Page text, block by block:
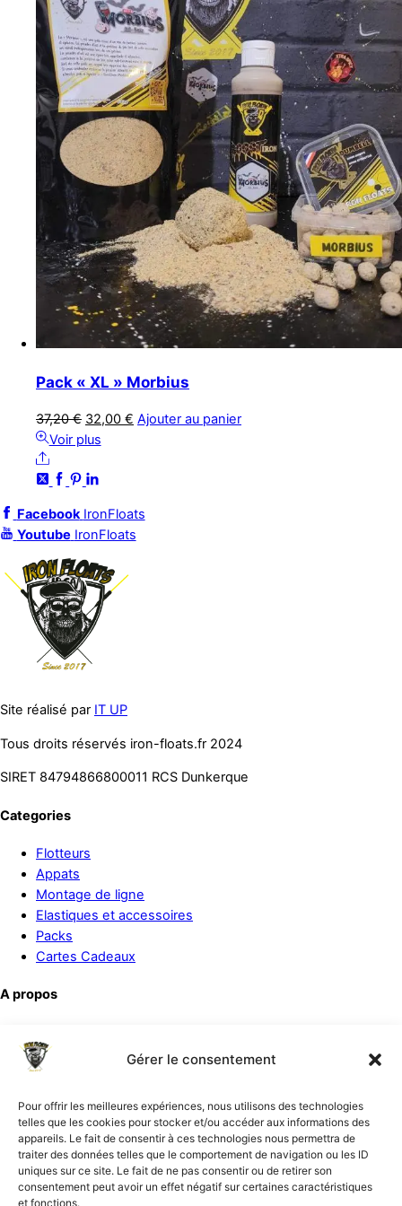
Gérer le consentement
Pour offrir les meilleures expériences, nous utilisons des technologies
telles que les cookies pour stocker et/ou accéder aux informations des
appareils. Le fait de consentir à ces technologies nous permettra de
traiter des données telles que le comportement de navigation ou les ID
uniques sur ce site. Le fait de ne pas consentir ou de retirer son
consentement peut avoir un effet négatif sur certaines caractéristiques
et fonctions.
Pack « XL » Morbius
37,20€ Le
prix
était :
32,00 € Le
Ajouter au panier
Voir plus
Share
Facebook IronFloats
Youtube IronFloats
Site réalisé par IT UP
Tous droits réservés iron-floats.fr 2024
SIRET 84794866800011 RCS Dunkerque
Categories
Flotteurs
Appats
Montage de ligne
Elastiques et accessoires
Packs
Cartes Cadeaux
A propos
Conditions générales
Politique de cookies (UE)
Support
Suivre une commande
Mon compte
Réclamation